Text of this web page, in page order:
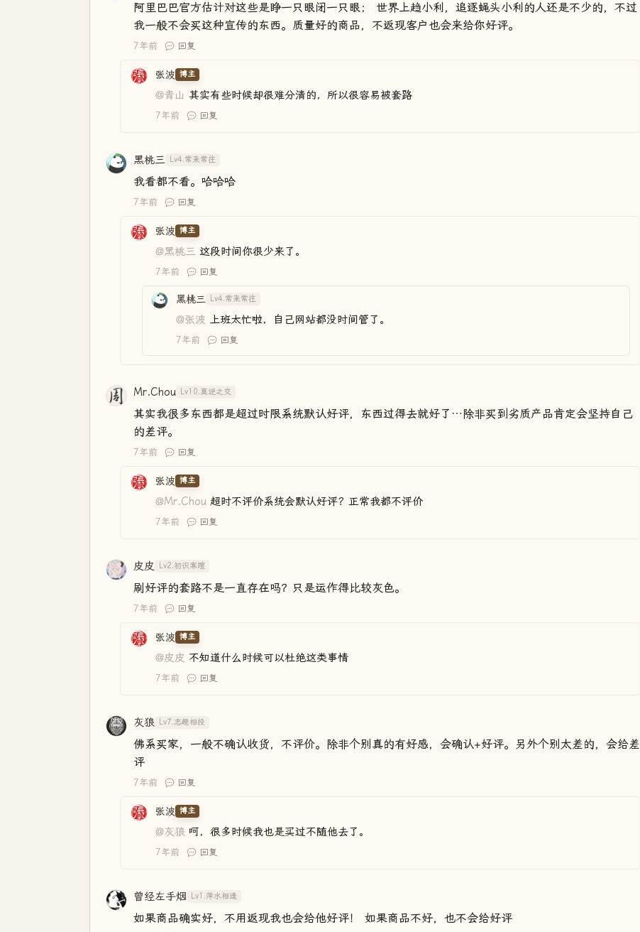
阿里巴巴官方估计对这些是睁一只眼闭一只眼； 世界上趋小利，追逐蝇头小利的人还是不少的，不过
我一般不会买这种宣传的东西。质量好的商品，不返现客户也会来给你好评。
7年前 回复
张波 博主
@青山 其实有些时候却很难分清的，所以很容易被套路
7年前 回复
黑桃三 Lv4.常来常往
我看都不看。哈哈哈
7年前 回复
张波 博主
@黑桃三 这段时间你很少来了。
7年前 回复
黑桃三 Lv4.常来常往
@张波 上班太忙啦，自己网站都没时间管了。
7年前 回复
Mr.Chou Lv10.莫逆之交
其实我很多东西都是超过时限系统默认好评，东西过得去就好了…除非买到劣质产品肯定会坚持自己
的差评。
7年前 回复
张波 博主
@Mr.Chou 超时不评价系统会默认好评？正常我都不评价
7年前 回复
皮皮 Lv2.初识寒暄
刷好评的套路不是一直存在吗？只是运作得比较灰色。
7年前 回复
张波 博主
@皮皮 不知道什么时候可以杜绝这类事情
7年前 回复
灰狼 Lv7.志趣相投
佛系买家，一般不确认收货，不评价。除非个别真的有好感，会确认+好评。另外个别太差的，会给差
评
7年前 回复
张波 博主
@灰狼 呵，很多时候我也是买过不随他去了。
7年前 回复
曾经左手烟 Lv1.萍水相逢
如果商品确实好，不用返现我也会给他好评！ 如果商品不好，也不会给好评